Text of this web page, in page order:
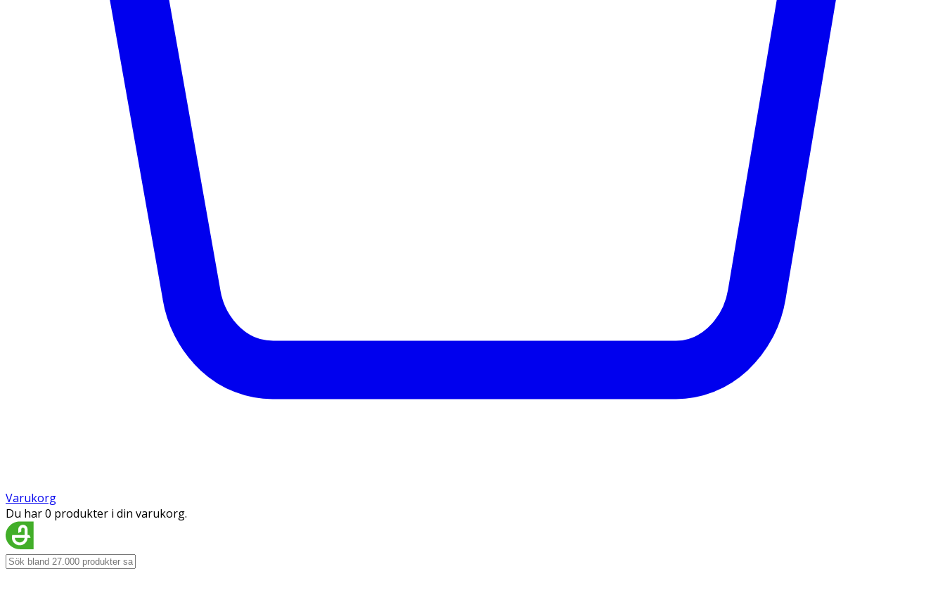
Varukorg
Du har 0 produkter i din varukorg.